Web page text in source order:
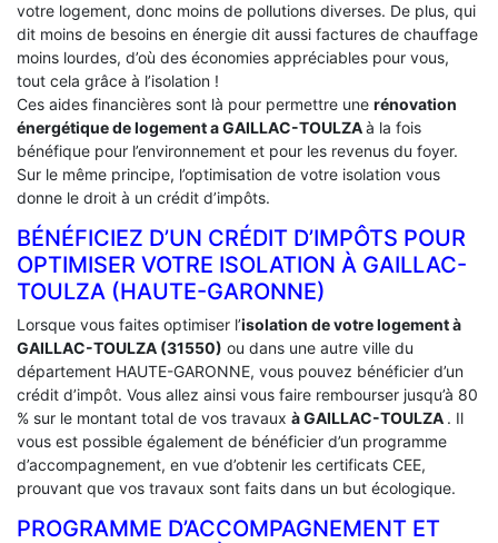
votre logement, donc moins de pollutions diverses. De plus, qui
dit moins de besoins en énergie dit aussi factures de chauffage
moins lourdes, d’où des économies appréciables pour vous,
tout cela grâce à l’isolation !
Ces aides financières sont là pour permettre une rénovation
énergétique de logement aGAILLAC-TOULZAà la fois
bénéfique pour l’environnement et pour les revenus du foyer.
Sur le même principe, l’optimisation de votre isolation vous
donne le droit à un crédit d’impôts.
BÉNÉFICIEZ D’UN CRÉDIT D’IMPÔTS POUR
OPTIMISER VOTRE ISOLATION À ‎GAILLAC-
TOULZA (HAUTE-GARONNE)
Lorsque vous faites optimiser l’isolation de votre logement à
GAILLAC-TOULZA (31550) ou dans une autre ville du
département HAUTE-GARONNE, vous pouvez bénéficier d’un
crédit d’impôt. Vous allez ainsi vous faire rembourser jusqu’à 80
% sur le montant total de vos travaux à GAILLAC-TOULZA . Il
vous est possible également de bénéficier d’un programme
d’accompagnement, en vue d’obtenir les certificats CEE,
prouvant que vos travaux sont faits dans un but écologique.
PROGRAMME D’ACCOMPAGNEMENT ET